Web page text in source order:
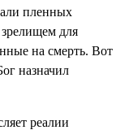
пленных
для
на смерть. Вот
назначил
реалии